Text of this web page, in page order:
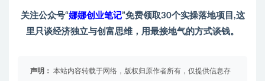
关注公众号“娜娜创业笔记”免费领取30个实操落地项目,这
里只谈经济独立与创富思维，用最接地气的方式谈钱。
声明： 本站内容转载于网络，版权归原作者所有，仅提供信息存